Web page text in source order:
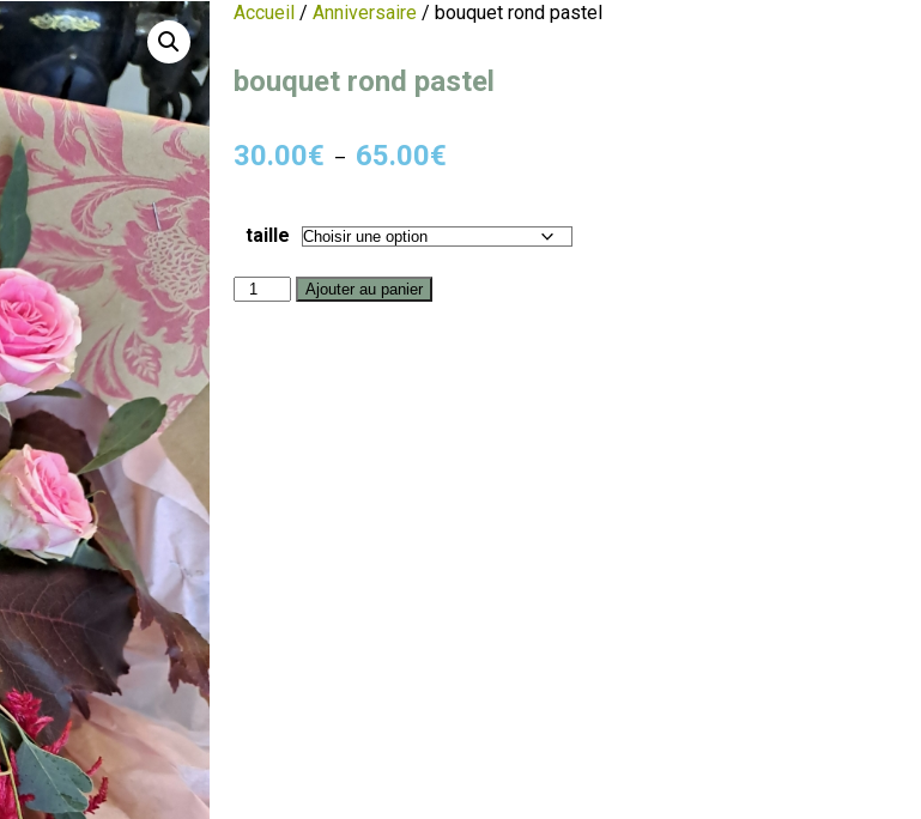
Accueil/ Anniversaire/ bouquet rond pastel
bouquet rond pastel
30.00€ – 65.00€
taille
Ajouter au panier